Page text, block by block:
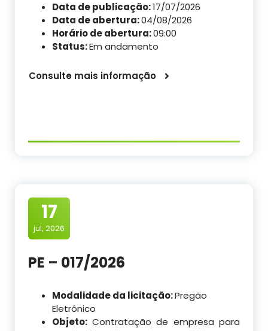
Data de publicação:17/07/2026
Data de abertura:04/08/2026
Horário de abertura:09:00
Status:Em andamento
Consulte mais informação
17
jul, 2026
PE – 017/2026
Modalidade da licitação:Pregão
Eletrônico
Objeto: Contratação de empresa para